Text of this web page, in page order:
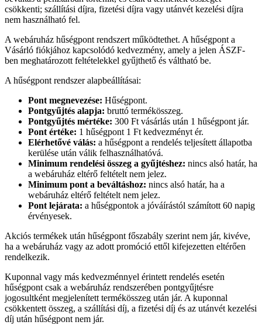
csökkenti; szállítási díjra, fizetési díjra vagy utánvét kezelési díjra
nem használható fel.
A webáruház hűségpont rendszert működtethet. A hűségpont a
Vásárló fiókjához kapcsolódó kedvezmény, amely a jelen ÁSZF-
ben meghatározott feltételekkel gyűjthető és váltható be.
A hűségpont rendszer alapbeállításai:
Pont megnevezése: Hűségpont.
Pontgyűjtés alapja: bruttó termékösszeg.
Pontgyűjtés mértéke: 300 Ft vásárlás után 1 hűségpont jár.
Pont értéke: 1 hűségpont 1 Ft kedvezményt ér.
Elérhetővé válás: a hűségpont a rendelés teljesített állapotba
kerülése után válik felhasználhatóvá.
Minimum rendelési összeg a gyűjtéshez: nincs alsó határ, ha
a webáruház eltérő feltételt nem jelez.
Minimum pont a beváltáshoz: nincs alsó határ, ha a
webáruház eltérő feltételt nem jelez.
Pont lejárata: a hűségpontok a jóváírástól számított 60 napig
érvényesek.
Akciós termékek után hűségpont főszabály szerint nem jár, kivéve,
ha a webáruház vagy az adott promóció ettől kifejezetten eltérően
rendelkezik.
Kuponnal vagy más kedvezménnyel érintett rendelés esetén
hűségpont csak a webáruház rendszerében pontgyűjtésre
jogosultként megjelenített termékösszeg után jár. A kuponnal
csökkentett összeg, a szállítási díj, a fizetési díj és az utánvét kezelési
díj után hűségpont nem jár.